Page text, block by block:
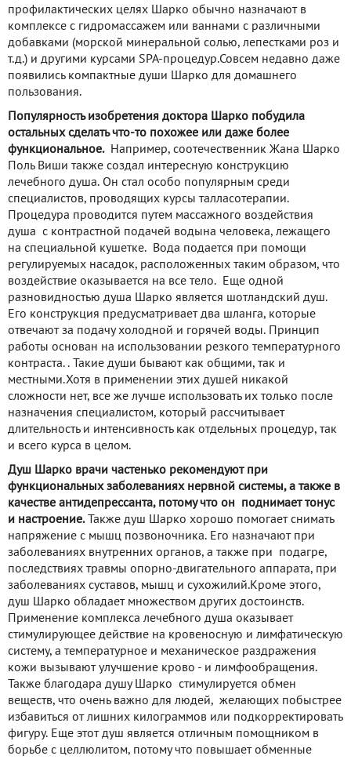
профилактических целях Шарко обычно назначают в
комплексе с гидромассажем или ваннами с различными
добавками (морской минеральной солью, лепестками роз и
т.д.) и другими курсами SPA-процедур.Совсем недавно даже
появились компактные души Шарко для домашнего
пользования.
Популярность изобретения доктора Шарко побудила
остальных сделать что-то похожее или даже более
функциональное.
Например, соотечественник Жана Шарко
Поль Виши также создал интересную конструкцию
лечебного душа. Он стал особо популярным среди
специалистов, проводящих курсы талласотерапии.
Процедура проводится путем массажного воздействия
душа с контрастной подачей водына человека, лежащего
на специальной кушетке. Вода подается при помощи
регулируемых насадок, расположенных таким образом, что
воздействие оказывается на все тело. Еще одной
разновидностью душа Шарко является шотландский душ.
Его конструкция предусматривает два шланга, которые
отвечают за подачу холодной и горячей воды. Принцип
работы основан на использовании резкого температурного
контраста. . Такие души бывают как общими, так и
местными.Хотя в применении этих душей никакой
сложности нет, все же лучше использовать их только после
назначения специалистом, который рассчитывает
длительность и интенсивность как отдельных процедур, так
и всего курса в целом.
Душ Шарко врачи частенько рекомендуют при
функциональных заболеваниях нервной системы, а также в
качестве антидепрессанта, потому что он поднимает тонус
и настроение.
Также душ Шарко хорошо помогает снимать
напряжение с мышц позвоночника. Его назначают при
заболеваниях внутренних органов, а также при подагре,
последствиях травмы опорно-двигательного аппарата, при
заболеваниях суставов, мышц и сухожилий.Кроме этого,
душ Шарко обладает множеством других достоинств.
Применение комплекса лечебного душа оказывает
стимулирующее действие на кровеносную и лимфатическую
систему, а температурное и механическое раздражения
кожи вызывают улучшение крово - и лимфообращения.
Также благодара душу Шарко стимулируется обмен
веществ, что очень важно для людей, желающих побыстрее
избавиться от лишних килограммов или подкорректировать
фигуру. Еще этот душ является отличным помощником в
борьбе с целлюлитом, потому что повышает обменные